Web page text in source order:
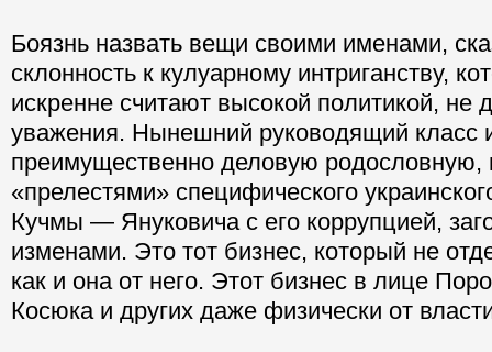
Боязнь назвать вещи своими именами,
склонность к кулуарному интриганству,
искренне считают высокой политикой, не
уважения. Нынешний руководящий класс
преимущественно деловую родословную,
«прелестями» специфического
Кучмы — Януковича с его коррупцией,
изменами. Это тот бизнес, который не
как и она от него. Этот бизнес в лице
Косюка и других даже физически от